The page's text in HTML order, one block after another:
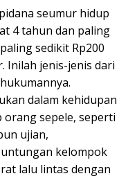
seumur hidup
4 tahun dan paling
sedikit Rp200
Inilah jenis-jenis dari
dalam kehidupan
sepele, seperti
ujian,
kelompok
lalu lintas dengan